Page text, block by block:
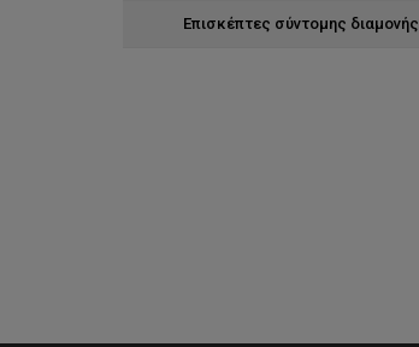
Επισκέπτες σύντομης διαμονής